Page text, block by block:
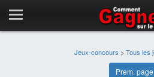
Jeux-concours > Tous les
Prem. page